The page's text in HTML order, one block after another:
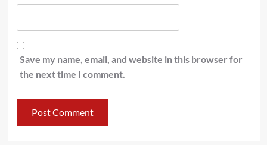
Save my name, email, and website in this browser for
the next time I comment.